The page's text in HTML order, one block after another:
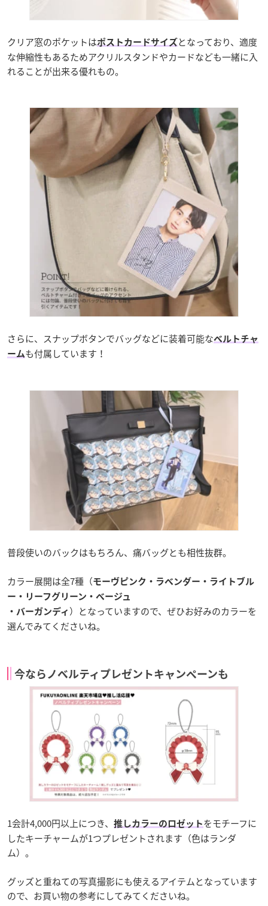
クリア窓のポケットはポストカードサイズ となっており、適度
な伸縮性もあるためアクリルスタンドやカードなども一緒に入
れることが出来る優れもの。
さらに、スナップボタンでバッグなどに装着可能なベルトチャ
ームも付属しています！
普段使いのバックはもちろん、痛バッグとも相性抜群。
カラー展開は全7種（モーヴピンク・ラベンダー・ライトブル
ー・リーフグリーン・ベージュ
・バーガンディ ）となっていますので、ぜひお好みのカラーを
選んでみてくださいね。
今ならノベルティプレゼントキャンペーンも
1会計4,000円以上につき、 推しカラーのロゼット をモチーフに
したキーチャームが1つプレゼントされます（色はランダ
ム）。
グッズと重ねての写真撮影にも使えるアイテムとなっています
ので、お買い物の参考にしてみてくださいね。